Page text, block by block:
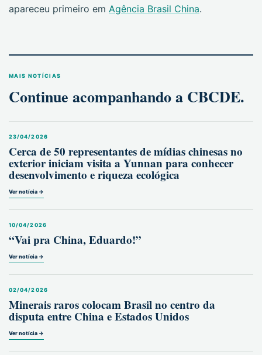
apareceu primeiro em Agência Brasil China.
MAIS NOTÍCIAS
Continue acompanhando a CBCDE.
23/04/2026
Cerca de 50 representantes de mídias chinesas no
exterior iniciam visita a Yunnan para conhecer
desenvolvimento e riqueza ecológica
Ver notícia →
10/04/2026
“Vai pra China, Eduardo!”
Ver notícia →
02/04/2026
Minerais raros colocam Brasil no centro da
disputa entre China e Estados Unidos
Ver notícia →